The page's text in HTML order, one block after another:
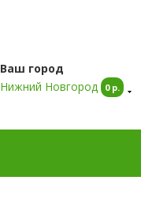
Ваш город
Нижний Новгород
0 р.